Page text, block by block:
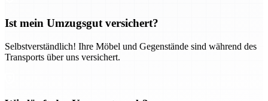
Ist mein Umzugsgut versichert?
Selbstverständlich! Ihre Möbel und Gegenstände sind während des
Transports über uns versichert.